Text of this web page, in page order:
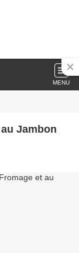
MENU
Jambon